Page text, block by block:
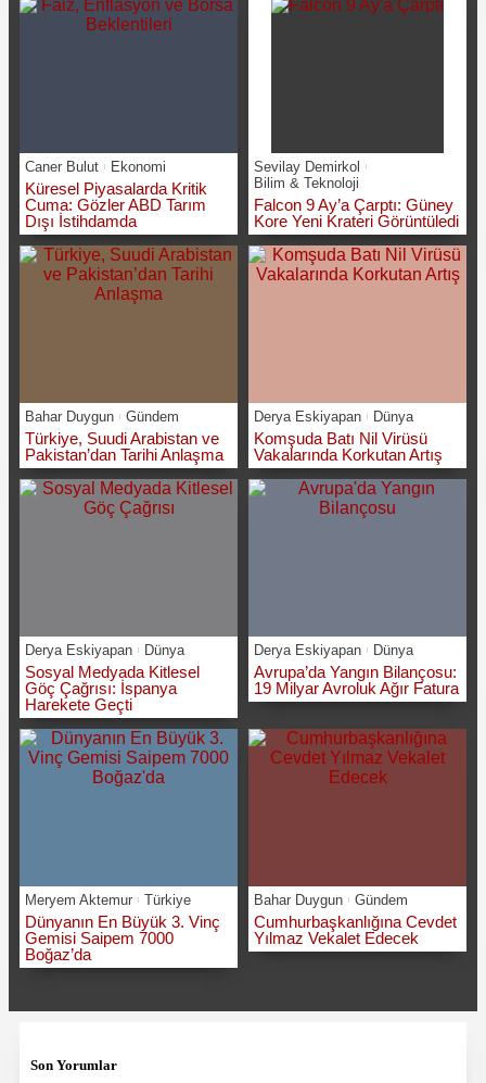
Caner Bulut Ekonomi
Küresel Piyasalarda Kritik
Cuma: Gözler ABD Tarım
Dışı İstihdamda
Sevilay Demirkol
Bilim & Teknoloji
Falcon 9 Ay’a Çarptı: Güney
Kore Yeni Krateri Görüntüledi
Bahar Duygun Gündem
Türkiye, Suudi Arabistan ve
Pakistan’dan Tarihi Anlaşma
Derya Eskiyapan Dünya
Komşuda Batı Nil Virüsü
Vakalarında Korkutan Artış
Derya Eskiyapan Dünya
Sosyal Medyada Kitlesel
Göç Çağrısı: İspanya
Harekete Geçti
Derya Eskiyapan Dünya
Avrupa’da Yangın Bilançosu:
19 Milyar Avroluk Ağır Fatura
Meryem Aktemur Türkiye
Dünyanın En Büyük 3. Vinç
Gemisi Saipem 7000
Boğaz’da
Bahar Duygun Gündem
Cumhurbaşkanlığına Cevdet
Yılmaz Vekalet Edecek
Son Yorumlar